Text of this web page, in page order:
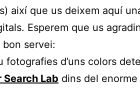
així que us deixem aquí
Esperem que us
servei:
fotografies d’uns colors
Lab dins del